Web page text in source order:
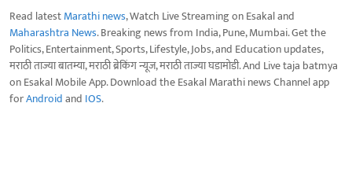
Read latestMarathi news, Watch Live Streaming on Esakal and
Maharashtra News. Breaking news from India, Pune, Mumbai. Get the
Politics, Entertainment, Sports, Lifestyle, Jobs, and Education updates,
मराठी ताज्या बातम्या, मराठी ब्रेकिंग न्यूज, मराठी ताज्या घडामोडी. And Live taja batmya
on Esakal Mobile App. Download the Esakal Marathi news Channel app
forAndroidand IOS.